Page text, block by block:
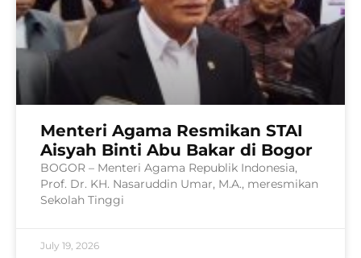
Menteri Agama Resmikan STAI
Aisyah Binti Abu Bakar di Bogor
BOGOR – Menteri Agama Republik Indonesia,
Prof. Dr. KH. Nasaruddin Umar, M.A., meresmikan
Sekolah Tinggi
July 19, 2026